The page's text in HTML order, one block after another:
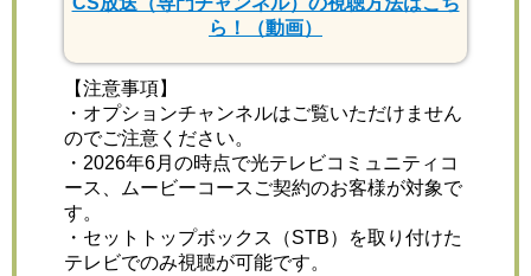
ら！（動画）
【注意事項】
・オプションチャンネルはご覧いただけません
のでご注意ください。
・2026年6月の時点で光テレビコミュニティコ
ース、ムービーコースご契約のお客様が対象で
す。
・セットトップボックス（STB）を取り付けた
テレビでのみ視聴が可能です。